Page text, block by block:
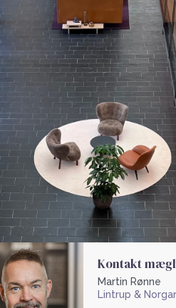
Kontakt
Martin Rønne
Lintrup &